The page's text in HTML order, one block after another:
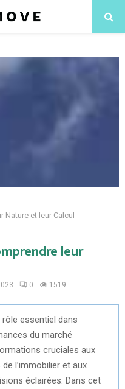
et leur Calcul
leur
0 1519
essentiel dans
du marché
cruciales aux
l’immobilier et aux
éclairées. Dans cet